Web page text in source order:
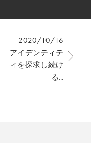
2020/10/16
アイデンティテ
ィを探求し続け
る...